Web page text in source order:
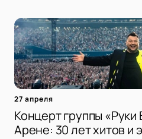
27 апреля
Концерт группы
Арене: 30 лет хитов и